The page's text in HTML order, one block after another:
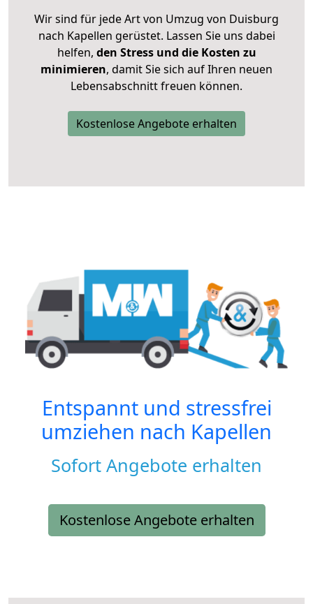
Wir sind für jede Art von Umzug von Duisburg
nach Kapellen gerüstet. Lassen Sie uns dabei
helfen, den Stress und die Kosten zu
minimieren, damit Sie sich auf Ihren neuen
Lebensabschnitt freuen können.
Kostenlose Angebote erhalten
Entspannt und stressfrei
umziehen nach Kapellen
Sofort Angebote erhalten
Kostenlose Angebote erhalten